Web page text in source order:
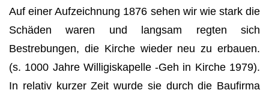
Auf einer Aufzeichnung 1876 sehen wir wie stark die
Schäden waren und langsam regten sich
Bestrebungen, die Kirche wieder neu zu erbauen.
(s. 1000 Jahre Willigiskapelle -Geh in Kirche 1979).
In relativ kurzer Zeit wurde sie durch die Baufirma